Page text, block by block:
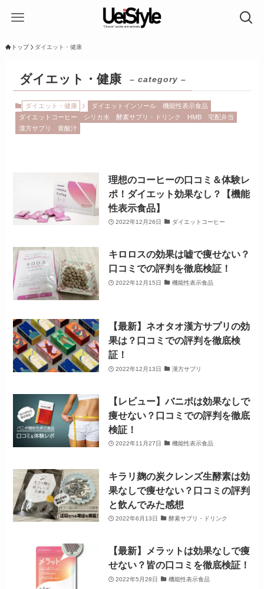
トップ ダイエット・健康
ダイエット・健康 – category –
ダイエット・健康 ダイエットインソール
機能性表示食品
ダイエットコーヒー
シリカ水 酵素サプリ・ドリンク HMB
宅配弁当
漢方サプリ
黄酸汁
理想のコーヒーの口コミ＆体験レ
ポ！ダイエット効果なし？【機能
性表示食品】
2022年12月26日 ダイエットコーヒー
キロロスの効果は嘘で痩せない？
口コミでの評判を徹底検証！
2022年12月15日 機能性表示食品
【最新】ネオタオ漢方サプリの効
果は？口コミでの評判を徹底検
証！
2022年12月13日 漢方サプリ
【レビュー】バニボは効果なしで
痩せない？口コミでの評判を徹底
検証！
2022年11月27日 機能性表示食品
キラリ麹の炭クレンズ生酵素は効
果なしで痩せない？口コミの評判
と飲んでみた感想
2022年6月13日 酵素サプリ・ドリンク
【最新】メラットは効果なしで痩
せない？皆の口コミを徹底検証！
2022年5月28日 機能性表示食品